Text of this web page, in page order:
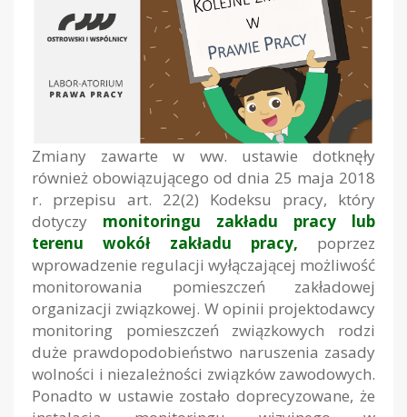
Zmiany zawarte w ww. ustawie dotknęły
również obowiązującego od dnia 25 maja 2018
r. przepisu art. 22(2) Kodeksu pracy, który
dotyczy monitoringu zakładu pracy lub
terenu wokół zakładu pracy, poprzez
wprowadzenie regulacji wyłączającej możliwość
monitorowania pomieszczeń zakładowej
organizacji związkowej. W opinii projektodawcy
monitoring pomieszczeń związkowych rodzi
duże prawdopodobieństwo naruszenia zasady
wolności i niezależności związków zawodowych.
Ponadto w ustawie zostało doprecyzowane, że